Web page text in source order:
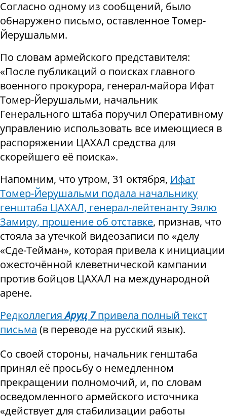
Согласно одному из сообщений, было
обнаружено письмо, оставленное Томер-
Йерушальми.
По словам армейского представителя:
«После публикаций о поисках главного
военного прокурора, генерал-майора Ифат
Томер-Йерушальми, начальник
Генерального штаба поручил Оперативному
управлению использовать все имеющиеся в
распоряжении ЦАХАЛ средства для
скорейшего её поиска».
Напомним, что утром, 31 октября, Ифат
Томер-Йерушальми подала начальнику
генштаба ЦАХАЛ, генерал-лейтенанту Эялю
Замиру, прошение об отставке, признав, что
стояла за утечкой видеозаписи по «делу
«Сде-Тейман», которая привела к инициации
ожесточённой клеветнической кампании
против бойцов ЦАХАЛ на международной
арене.
РедколлегияАруц 7привела полный текст
письма (в переводе на русский язык).
Со своей стороны, начальник генштаба
принял её просьбу о немедленном
прекращении полномочий, и, по словам
осведомленного армейского источника
«действует для стабилизации работы